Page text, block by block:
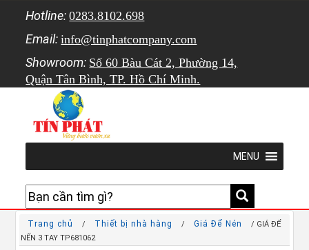
Hotline: 0283.8102.698
Email: info@tinphatcompany.com
Showroom: Số 60 Bàu Cát 2, Phường 14,
Quận Tân Bình, TP. Hồ Chí Minh.
MENU
Trang chủ / Thiết bị nhà hàng / Giá Để Nén
/ GIÁ ĐỂ
NẾN 3 TAY TP681062